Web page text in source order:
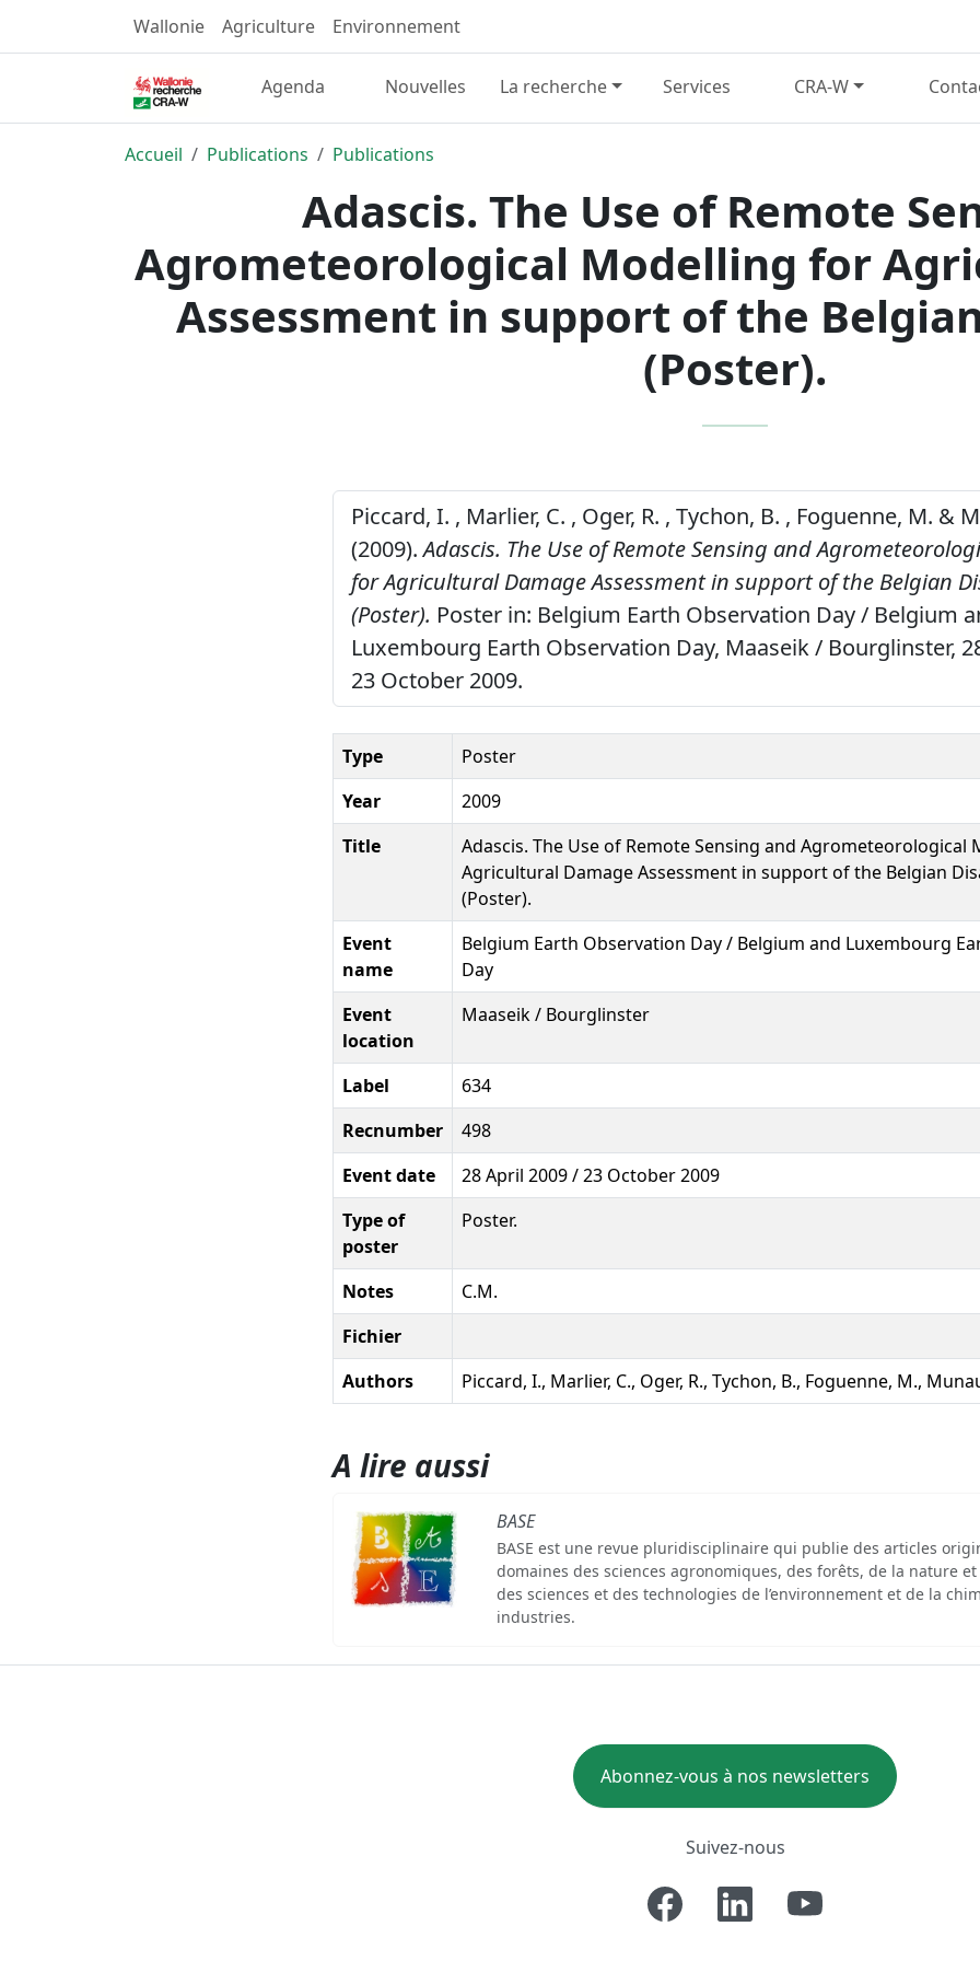
Wallonie Agriculture Environnement
Agenda Nouvelles La recherche Services CRA-W
Accueil Publications Publications
Adascis. The Use of Remote
Agrometeorological Modelling for
Assessment in support of the
(Poster).
Piccard, I. , Marlier, C. , Oger, R. , Tychon, B. , Foguenne, M. &
(2009).Adascis. The Use of Remote Sensing and
for Agricultural Damage Assessment in support of the Belgian
(Poster). Poster in: Belgium Earth Observation Day / Belgium
Luxembourg Earth Observation Day, Maaseik / Bourglinster,
23 October 2009.
Type
Poster
Year
2009
Title
Adascis. The Use of Remote Sensing and Agrometeorological
Agricultural Damage Assessment in support of the Belgian
(Poster).
Event
name
Belgium Earth Observation Day / Belgium and Luxembourg
Day
Event
location
Maaseik / Bourglinster
Label
634
Recnumber
498
Event date
28 April 2009 / 23 October 2009
Type of
poster
Poster.
Notes
C.M.
Fichier
Authors
Piccard, I., Marlier, C., Oger, R., Tychon, B., Foguenne, M.,
A lire aussi
BASE
BASE est une revue pluridisciplinaire qui publie des articles
domaines des sciences agronomiques, des forêts, de la nature et
des sciences et des technologies de l’environnement et de la
industries.
Abonnez-vous à nos newsletters
Suivez-nous